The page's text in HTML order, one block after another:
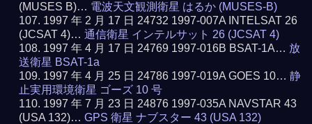
(MUSES B)… 電波天文観測衛星 はるか (MUSES-B)
1997 年 2 月 17 日 24732 1997-007A INTELSAT 26
(JCSAT 4)…通信衛星 インテルサット 26 (JCSAT 4)
1997 年 4 月 17 日 24769 1997-016B BSAT-1A… 放
送衛星 BSAT-1a
1997 年 4 月 25 日 24786 1997-019A GOES 10…静
止実用環境衛星 ゴーズ 10 号
1997 年 7 月 23 日 24876 1997-035A NAVSTAR 43
(USA 132)…GPS 衛星 ナブスター 43 (USA 132)